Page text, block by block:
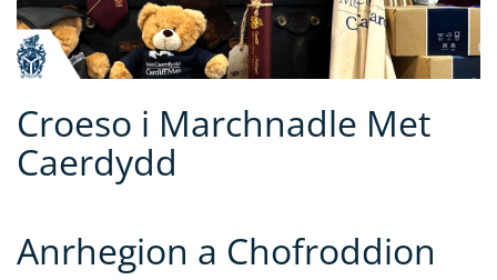
Croeso i Marchnadle Met
Caerdydd
Anrhegion a Chofroddion